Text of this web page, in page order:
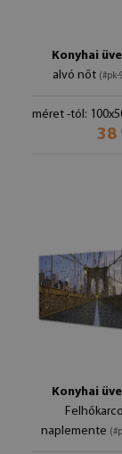
Konyhai
alvó nőt
méret -tól:
38
Konyhai
naplemente